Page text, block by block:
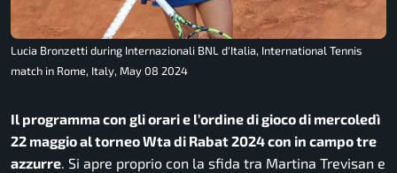
Lucia Bronzetti during Internazionali BNL d'Italia, International Tennis
match in Rome, Italy, May 08 2024
Il programma con gli orari e l’ordine di gioco di mercoledì
22 maggio al torneo Wta di Rabat 2024 con in campo tre
azzurre. Si apre proprio con la sfida tra Martina Trevisan e